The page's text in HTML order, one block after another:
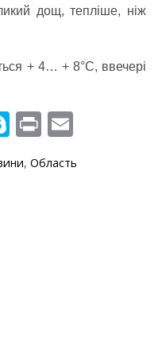
дощ, тепліше, ніж
+ 4… + 8°C, ввечері
S
y
Pr
in
t ai
, Область